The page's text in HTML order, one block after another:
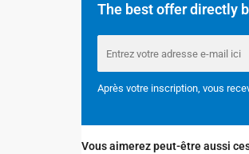
The best offer directly
Après votre inscription, vous
Vous aimerez peut-être aussi